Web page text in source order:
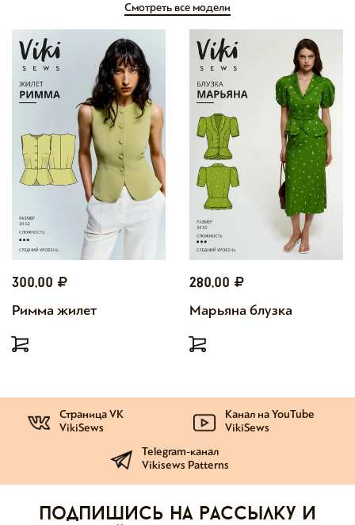
Смотреть все модели
300,00
Римма жилет
280,00
Марьяна блузка
Страница VK
VikiSews
Канал на YouTube
VikiSews
Telegram-канал
Vikisews Patterns
Подпишись на рассылку и